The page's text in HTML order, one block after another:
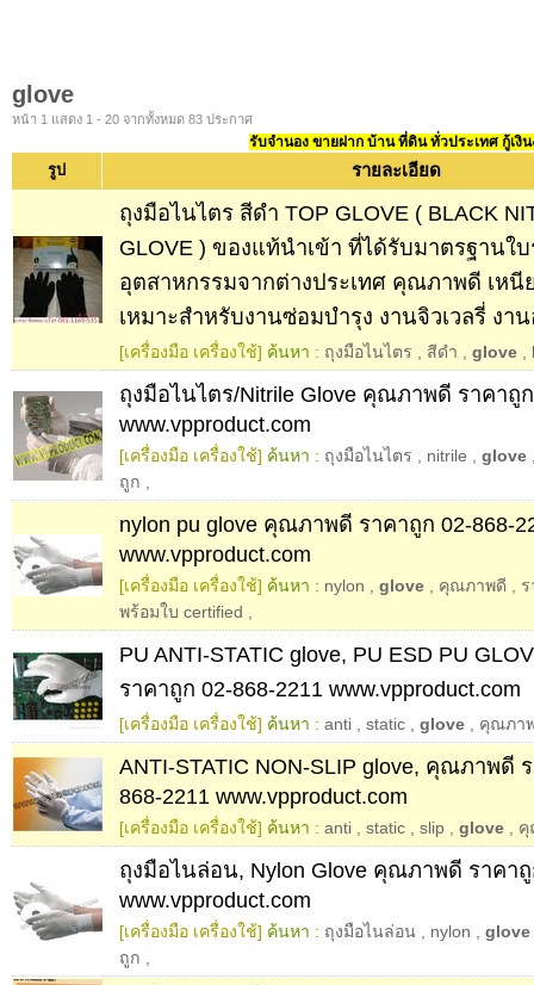
glove
หน้า 1 แสดง 1 - 20 จากทั้งหมด 83 ประกาศ
รับจำนอง ขายฝาก บ้าน ที่ดิน ทั่วประเทศ กู้เงิ
รูป รายละเอียด
ถุงมือไนไตร สีดำ TOP GLOVE ( BLACK
GLOVE ) ของแท้นำเข้า ที่ได้รับมาตรฐานใ
อุตสาหกรรมจากต่างประเทศ คุณภาพดี เห
เหมาะสำหรับงานซ่อมบำรุง งานจิวเวลรี่ งา
[เครื่องมือ เครื่องใช้] ค้นหา : ถุงมือไนไตร สีดำ glove
ถุงมือไนไตร/Nitrile Glove คุณภาพดี ราคาถู
www.vpproduct.com
[เครื่องมือ เครื่องใช้] ค้นหา : ถุงมือไนไตร nitrile glove
ถูก
nylon pu glove คุณภาพดี ราคาถูก 02-868-
www.vpproduct.com
[เครื่องมือ เครื่องใช้] ค้นหา : nylon glove คุณภาพดี
พร้อมใบ certified
PU ANTI-STATIC glove, PU ESD PU
ราคาถูก 02-868-2211 www.vpproduct.com
[เครื่องมือ เครื่องใช้] ค้นหา : anti static glove คุณภา
ANTI-STATIC NON-SLIP glove, คุณภาพดี
868-2211 www.vpproduct.com
[เครื่องมือ เครื่องใช้] ค้นหา : anti static slip glove คุ
ถุงมือไนล่อน, Nylon Glove คุณภาพดี ราคาถู
www.vpproduct.com
[เครื่องมือ เครื่องใช้] ค้นหา : ถุงมือไนล่อน nylon glove
ถูก